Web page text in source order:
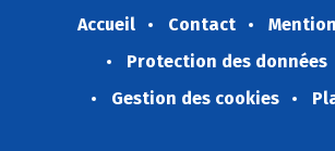
Accueil Contact
Protection des données
Gestion des cookies